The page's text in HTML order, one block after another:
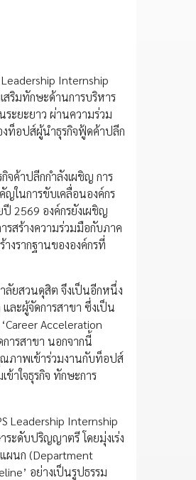
Internship
สริมทักษะด้านการบริหาร
ระยะยาว ผ่านความร่วม
งท็อปส์ผู้นำธุรกิจฟู้ดค้าปลีก
จค้าปลีกกำลังเผชิญ การ
ญในการขับเคลื่อนองค์กร
ปี 2569 องค์กรยังเผชิญ
สร้างความร่วมมือกับภาค
งรากฐานขององค์กรที่
าลัยสวนดุสิต จึงเป็นอีกหนึ่ง
ละผู้จัดการสาขา ซึ่งเป็น
Acceleration
การสาขา นอกจากนี้
ณภาพเข้าร่วมงานกับท็อปส์
าใจธุรกิจ ทักษะการ
Leadership Internship
ะดับปริญญาตรี โดยมุ่งเร่ง
แผนก (Department
อย่างเป็นรูปธรรม